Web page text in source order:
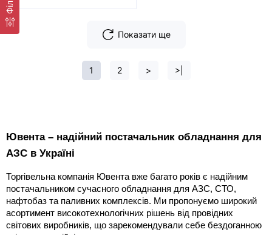
Показати ще
1 2 > >|
Ювента – надійний постачальник обладнання для
АЗС в Україні
Торгівельна компанія Ювента вже багато років є надійним
постачальником сучасного обладнання для АЗС, СТО,
нафтобаз та паливних комплексів. Ми пропонуємо широкий
асортимент високотехнологічних рішень від провідних
світових виробників, що зарекомендували себе бездоганною